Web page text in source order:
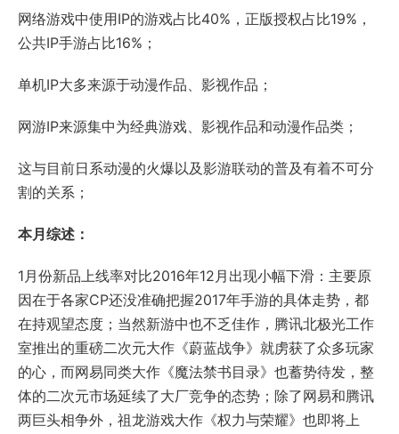
网络游戏中使用IP的游戏占比40%，正版授权占比19%，
公共IP手游占比16%；
单机IP大多来源于动漫作品、影视作品；
网游IP来源集中为经典游戏、影视作品和动漫作品类；
这与目前日系动漫的火爆以及影游联动的普及有着不可分
割的关系；
本月综述：
1月份新品上线率对比2016年12月出现小幅下滑：主要原
因在于各家CP还没准确把握2017年手游的具体走势，都
在持观望态度；当然新游中也不乏佳作，腾讯北极光工作
室推出的重磅二次元大作《蔚蓝战争》就虏获了众多玩家
的心，而网易同类大作《魔法禁书目录》也蓄势待发，整
体的二次元市场延续了大厂竞争的态势；除了网易和腾讯
两巨头相争外，祖龙游戏大作《权力与荣耀》也即将上